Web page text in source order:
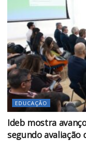
EDUCAÇÃO
Ideb mostra
segundo avaliação